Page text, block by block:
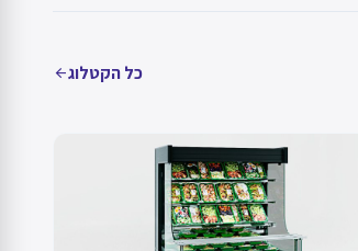
כל הקטלוגarrow_back